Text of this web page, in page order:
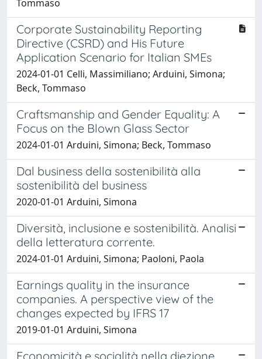
Tommaso
Corporate Sustainability Reporting
Directive (CSRD) and His Future
Application Scenario for Italian SMEs
2024-01-01 Celli, Massimiliano; Arduini, Simona;
Beck, Tommaso
Craftsmanship and Gender Equality: A
Focus on the Blown Glass Sector
2024-01-01 Arduini, Simona; Beck, Tommaso
Dal business della sostenibilità alla
sostenibilità del business
2020-01-01 Arduini, Simona
Diversità, inclusione e sostenibilità. Analisi
della letteratura corrente.
2024-01-01 Arduini, Simona; Paoloni, Paola
Earnings quality in the insurance
companies. A perspective view of the
changes expected by IFRS 17
2019-01-01 Arduini, Simona
Economicità e socialità nella diezione